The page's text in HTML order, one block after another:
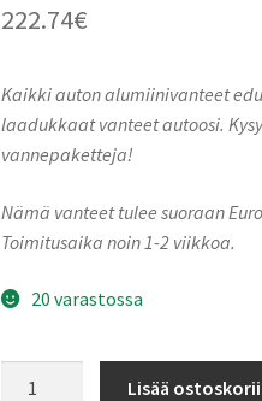
222.74€
Kaikki auton alumiinivanteet
laadukkaat vanteet autoosi.
vannepaketteja!
Nämä vanteet tulee suoraan
Toimitusaika noin 1-2 viikkoa.
20 varastossa
Lisää